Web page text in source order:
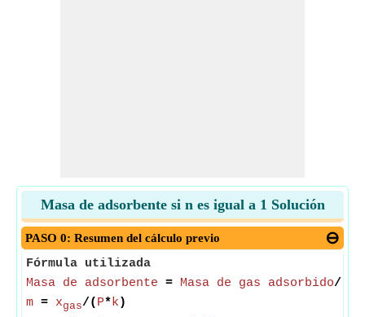
Masa de adsorbente si n es igual a 1 Solución
PASO 0: Resumen del cálculo previo
Fórmula utilizada
Masa de adsorbente = Masa de gas adsorbido/(
m = xgas/( P*k )